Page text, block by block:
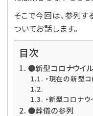
そこで今回は、参列
ついてお話します。
目次
●新型コロナウイ
・現在の新型
・新型コロナ
●葬儀の参列